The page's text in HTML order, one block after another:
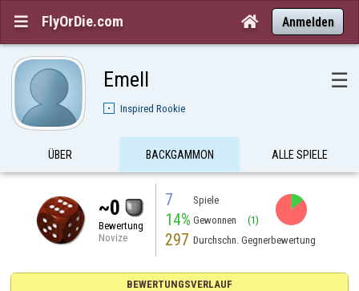
 FlyOrDie.com  Anmelden
Emell ☰
Inspired Rookie
ÜBER BACKGAMMON ALLE SPIELE
~0
Bewertung
Novize
7 Spiele
14% Gewonnen (1)
297 Durchschn. Gegnerbewertung
BEWERTUNGSVERLAUF